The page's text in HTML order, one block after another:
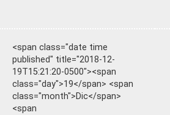
<span class="date time
published" title="2018-12-
19T15:21:20-0500"><span
class="day">19</span> <span
class="month">Dic</span>
<span